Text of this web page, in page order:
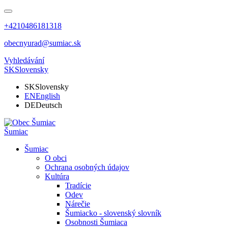
+4210486181318
obecnyurad@sumiac.sk
Vyhledávání
SKSlovensky
SKSlovensky
ENEnglish
DEDeutsch
Šumiac
Šumiac
O obci
Ochrana osobných údajov
Kultúra
Tradície
Odev
Nárečie
Šumiacko - slovenský slovník
Osobnosti Šumiaca